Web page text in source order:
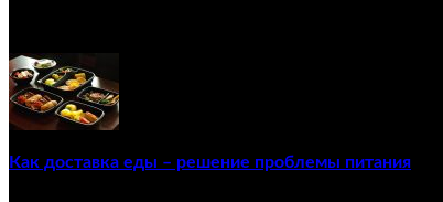
Как доставка еды – решение проблемы питания